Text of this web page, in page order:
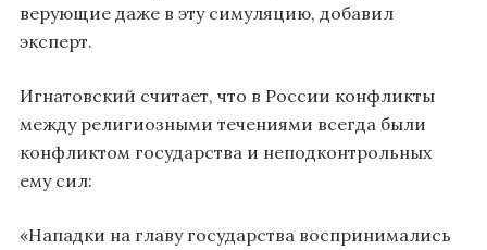
верующие даже в эту симуляцию, добавил
эксперт.
Игнатовский считает, что в России конфликты
между религиозными течениями всегда были
конфликтом государства и неподконтрольных
ему сил:
«Нападки на главу государства воспринимались